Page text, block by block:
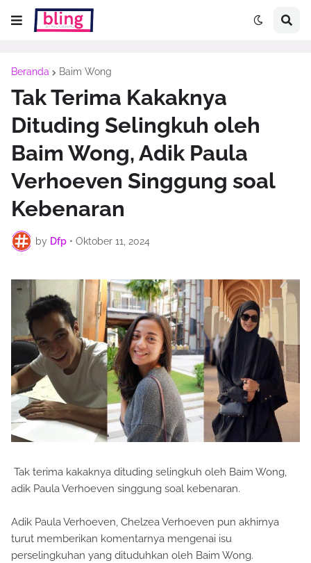
Beranda Baim Wong
Tak Terima Kakaknya
Dituding Selingkuh oleh
Baim Wong, Adik Paula
Verhoeven Singgung soal
Kebenaran
by Dfp • Oktober 11, 2024
Tak terima kakaknya dituding selingkuh oleh Baim Wong,
adik Paula Verhoeven singgung soal kebenaran.
Adik Paula Verhoeven, Chelzea Verhoeven pun akhirnya
turut memberikan komentarnya mengenai isu
perselingkuhan yang dituduhkan oleh Baim Wong.